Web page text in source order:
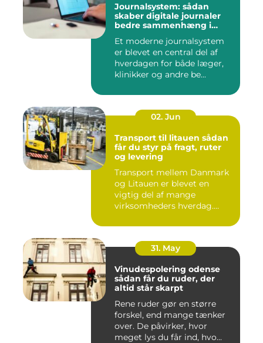
Journalsystem: sådan
skaber digitale journaler
bedre sammenhæng i
Et moderne journalsystem
er blevet en central del af
hverdagen for både læger,
klinikker og andre be...
02. Jun
Transport til litauen sådan
får du styr på fragt, ruter
og levering
Transport mellem Danmark
og Litauen er blevet en
vigtig del af mange
virksomheders hverdag.
31. May
Vinudespolering odense
sådan får du ruder, der
altid står skarpt
Rene ruder gør en større
forskel, end mange tænker
over. De påvirker, hvor
meget lys du får ind, hvo...